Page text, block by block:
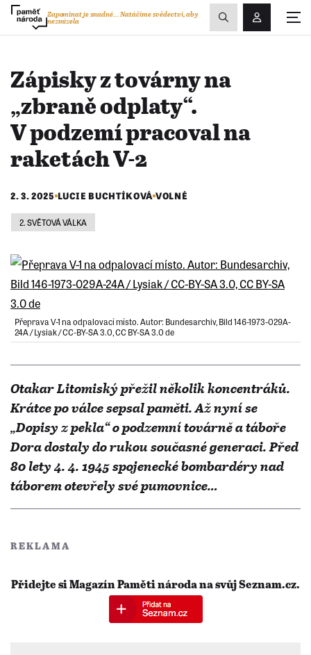
Přihlášení/
Zapomínat je snadné...Natáčíme svědectví, aby
nezmizela
Zobrazit
vyhledávání
Zápisky z továrny na
„zbraně odplaty“.
V podzemí pracoval na
raketách V-2
2. 3. 2025 LUCIE BUCHTÍKOVÁ VOLNÉ
2. SVĚTOVÁ VÁLKA
Přeprava V-1 na odpalovací místo. Autor: Bundesarchiv, Bild 146-1973-029A-
24A / Lysiak / CC-BY-SA 3.0, CC BY-SA 3.0 de
Otakar Litomiský přežil několik koncentráků.
Krátce po válce sepsal paměti. Až nyní se
„Dopisy z pekla“ o podzemní továrně a táboře
Dora dostaly do rukou současné generaci. Před
80 lety 4. 4. 1945 spojenecké bombardéry nad
táborem otevřely své pumovnice…
REKLAMA
Přidejte si Magazín Paměti národa na svůj Seznam.cz.